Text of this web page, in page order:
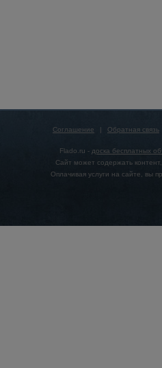
Соглашение | Обратная связь
Flado.ru - доска бесплатных
Сайт может содержать
Оплачивая услуги на сайте, вы